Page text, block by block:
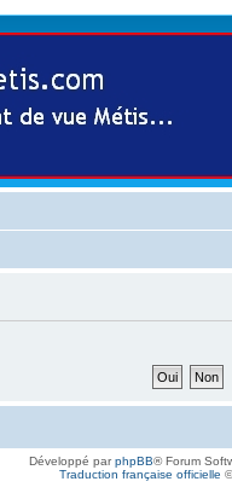
Développé parphpBB® Forum
Traduction française officielle